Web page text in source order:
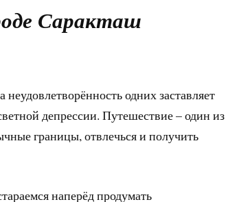
Саракташ
одних заставляет
депрессии. Путешествие – один из
границы, отвлечься и получить
наперёд продумать